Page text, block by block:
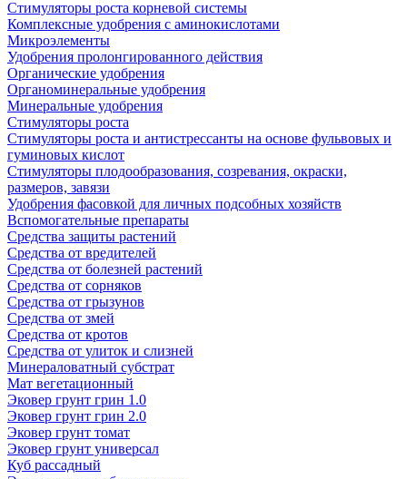
Стимуляторы роста корневой системы
Комплексные удобрения с аминокислотами
Микроэлементы
Удобрения пролонгированного действия
Органические удобрения
Органоминеральные удобрения
Минеральные удобрения
Стимуляторы роста
Стимуляторы роста и антистрессанты на основе фульвовых и
гуминовых кислот
Стимуляторы плодообразования, созревания, окраски,
размеров, завязи
Удобрения фасовкой для личных подсобных хозяйств
Вспомогательные препараты
Средства защиты растений
Средства от вредителей
Средства от болезней растений
Средства от сорняков
Средства от грызунов
Средства от змей
Средства от кротов
Средства от улиток и слизней
Минераловатный субстрат
Мат вегетационный
Эковер грунт грин 1.0
Эковер грунт грин 2.0
Эковер грунт томат
Эковер грунт универсал
Куб рассадный